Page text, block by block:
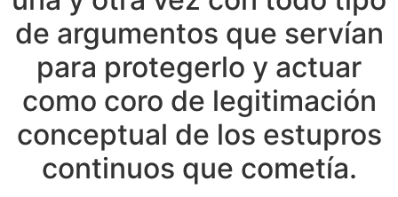
de argumentos que servían
para protegerlo y actuar
como coro de legitimación
conceptual de los estupros
continuos que cometía.